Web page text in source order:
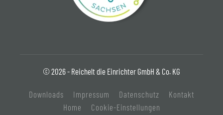
© 2026 - Reichelt die Einrichter GmbH & Co. KG
Downloads Impressum Datenschutz
Kontakt
Home
Cookie-Einstellungen